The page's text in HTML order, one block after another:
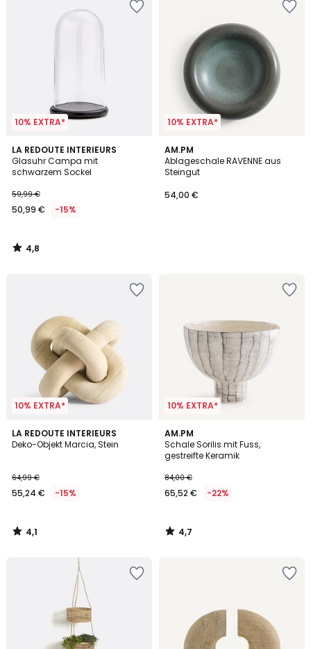
10% EXTRA*
LA REDOUTE INTERIEURS
Glasuhr Campa mit
schwarzem Sockel
59,99 €
50,99 € -15%
4,8
/ 5
4,8
/
10% EXTRA*
AM.PM
Ablageschale RAVENNE aus
Steingut
54,00 €
10% EXTRA*
LA REDOUTE INTERIEURS
Deko-Objekt Marcia, Stein
64,99 €
55,24 € -15%
4,1
/ 5
4,1
/
10% EXTRA*
AM.PM
Schale Sorilis mit Fuss,
gestreifte Keramik
84,00 €
65,52 € -22%
4,7
/ 5
4,7
/